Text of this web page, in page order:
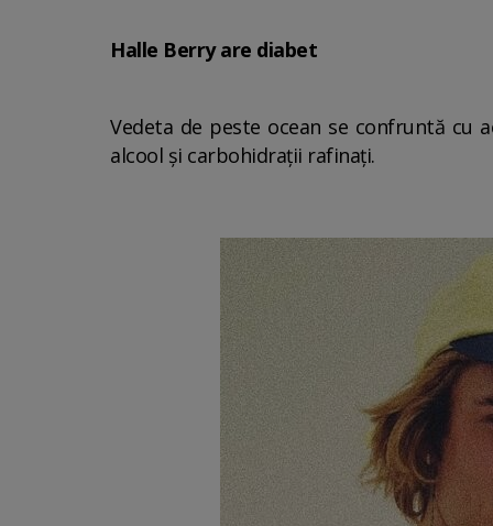
Halle Berry are diabet
Vedeta de peste ocean se confruntă cu
alcool și carbohidrații rafinați.